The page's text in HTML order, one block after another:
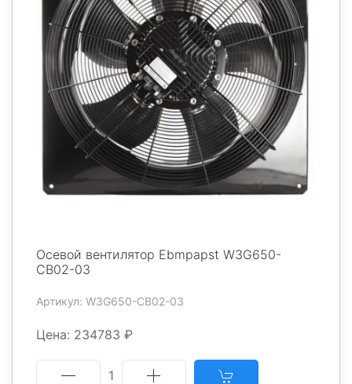
Осевой вентилятор Ebmpapst W3G650-
CB02-03
Артикул: W3G650-CB02-03
Цена: 234783 ₽
1